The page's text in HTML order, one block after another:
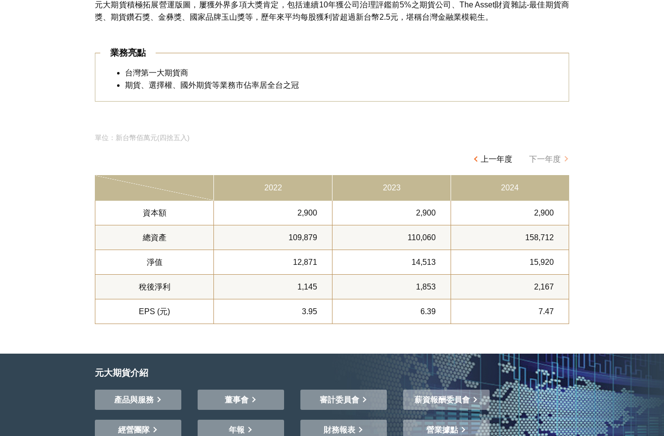
元大期貨積極拓展營運版圖，屢獲外界多項大獎肯定，包括連續10年獲公司治理評鑑前5%之期貨公司、The Asset財資雜誌-最佳期貨商
獎、期貨鑽石獎、金彝獎、國家品牌玉山獎等，歷年來平均每股獲利皆超過新台幣2.5元，堪稱台灣金融業模範生。
業務亮點
台灣第一大期貨商
期貨、選擇權、國外期貨等業務市佔率居全台之冠
單位：新台幣佰萬元(四捨五入)
上一年度 下一年度
2022 2023 2024
資本額 2,900 2,900 2,900
總資產 109,879 110,060 158,712
淨值 12,871 14,513 15,920
稅後淨利 1,145 1,853 2,167
EPS (元) 3.95 6.39 7.47
元大期貨介紹
產品與服務 董事會 審計委員會 薪資報酬委員會
經營團隊 年報 財務報表 營業據點